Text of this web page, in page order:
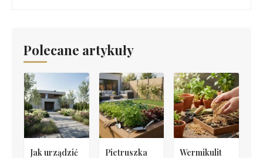
Polecane artykuły
Jak urządzić
Pietruszka
Wermikulit